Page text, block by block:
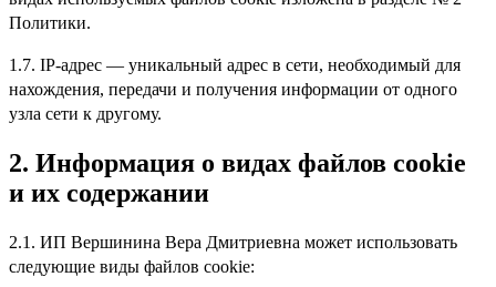
Политики.
1.7. IP-адрес — уникальный адрес в сети, необходимый для
нахождения, передачи и получения информации от одного
узла сети к другому.
2. Информация о видах файлов cookie
и их содержании
2.1. ИП Вершинина Вера Дмитриевна может использовать
следующие виды файлов cookie: